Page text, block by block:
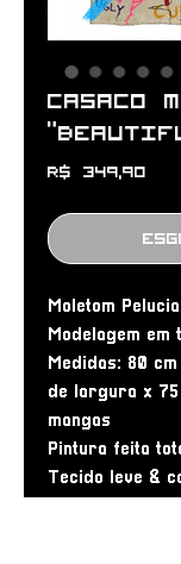
Casaco
R$ 349,90
Moletom
Modelagem em
Medidas: 80
de largura x
mangas
Pintura feita
Tecido leve &